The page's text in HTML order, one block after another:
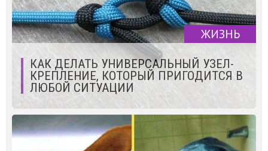
ЖИЗНЬ
КАК ДЕЛАТЬ УНИВЕРСАЛЬНЫЙ УЗЕЛ-
КРЕПЛЕНИЕ, КОТОРЫЙ ПРИГОДИТСЯ В
ЛЮБОЙ СИТУАЦИИ